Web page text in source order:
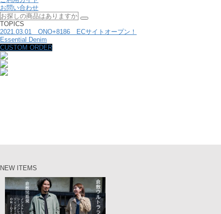
お問い合わせ
TOPICS
2021.03.01 ONO+8186 ECサイトオープン！
Essential Denim
CUSTOM ORDER
NEW ITEMS